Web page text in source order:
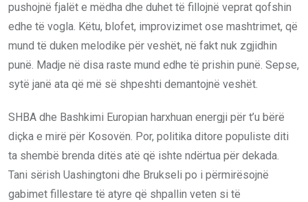
pushojnë fjalët e mëdha dhe duhet të fillojnë veprat qofshin
edhe të vogla. Këtu, blofet, improvizimet ose mashtrimet, që
mund të duken melodike për veshët, në fakt nuk zgjidhin
punë. Madje në disa raste mund edhe të prishin punë. Sepse,
sytë janë ata që më së shpeshti demantojnë veshët.
SHBA dhe Bashkimi Europian harxhuan energji për t’u bërë
diçka e mirë për Kosovën. Por, politika ditore populiste diti
ta shembë brenda ditës atë që ishte ndërtua për dekada.
Tani sërish Uashingtoni dhe Brukseli po i përmirësojnë
gabimet fillestare të atyre që shpallin veten si të